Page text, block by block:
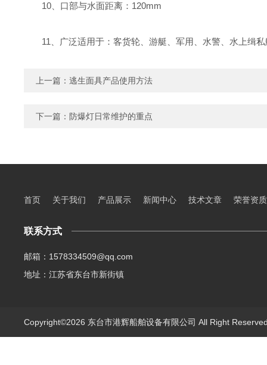
10、口部与水面距离：120mm
11、广泛适用于：客货轮、游艇、军用、水警、水上缉私
上一篇： 逃生面具产品使用方法
下一篇： 防爆灯日常维护的重点
首页 关于我们 产品展示 新闻中心 技术文章 荣誉资质
联系方式
邮箱：1578334509@qq.com
地址：江苏省东台市新街镇
Copyright©2026 东台市港辉船舶设备有限公司 All Right